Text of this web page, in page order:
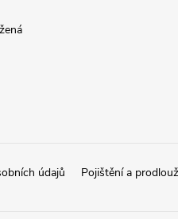
údajů Pojištění a